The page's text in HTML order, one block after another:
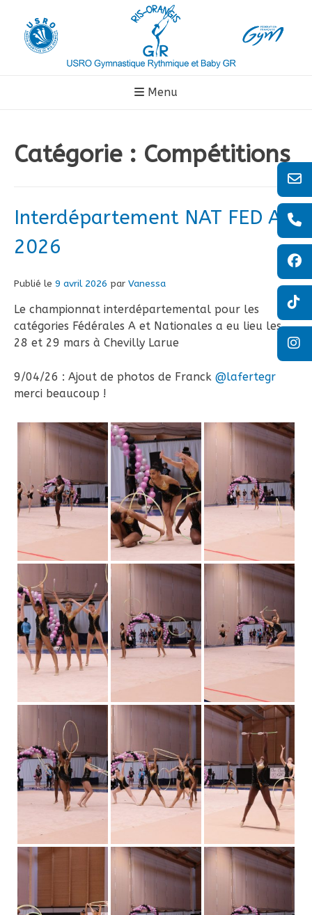
contenu
Menu
Catégorie : Compétitions
Interdépartement NAT FED A
2026
Publié le 9 avril 2026 par Vanessa
Le championnat interdépartemental pour les
catégories Fédérales A et Nationales a eu lieu les
28 et 29 mars à Chevilly Larue
9/04/26 : Ajout de photos de Franck @lafertegr
merci beaucoup !